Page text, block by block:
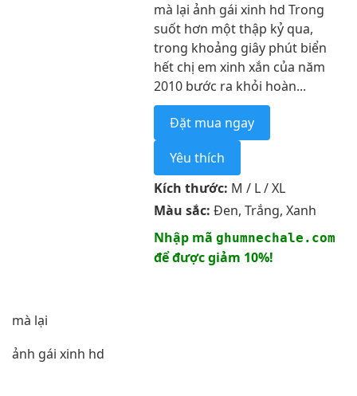
mà lại ảnh gái xinh hd Trong
suốt hơn một thập kỷ qua,
trong khoảng giây phút biển
hết chị em xinh xắn của năm
2010 bước ra khỏi hoàn...
Đặt mua ngay
Yêu thích
Kích thước: M / L / XL
Màu sắc: Đen, Trắng, Xanh
Nhập mã ghumnechale.com
để được giảm 10%!
mà lại
ảnh gái xinh hd